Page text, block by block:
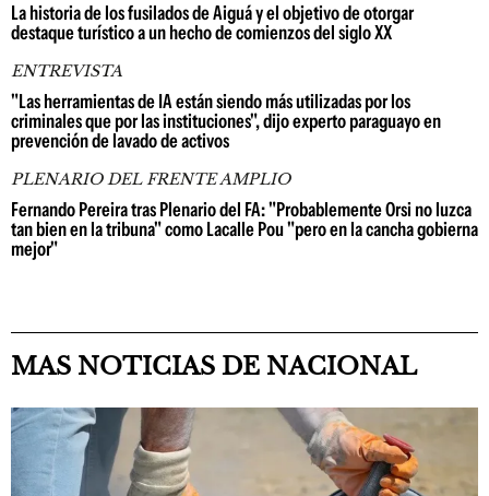
La historia de los fusilados de Aiguá y el objetivo de otorgar
destaque turístico a un hecho de comienzos del siglo XX
ENTREVISTA
"Las herramientas de IA están siendo más utilizadas por los
criminales que por las instituciones", dijo experto paraguayo en
prevención de lavado de activos
PLENARIO DEL FRENTE AMPLIO
Fernando Pereira tras Plenario del FA: "Probablemente Orsi no luzca
tan bien en la tribuna" como Lacalle Pou "pero en la cancha gobierna
mejor"
MAS NOTICIAS DE NACIONAL